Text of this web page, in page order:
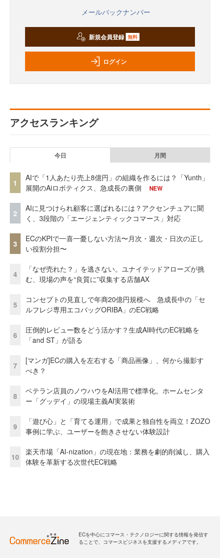
メールバックナンバー
新規会員登録 無料
ログイン
アクセスランキング
今日 月間
1
AIで「1人あたり売上8億円」の組織を作るには？「Yunth」
展開のAiロボティクス、急成長の裏側
NEW
2
AIに見つけられ顧客に選ばれるには？アクセンチュアに聞
く、3段階の「エージェンティックコマース」対応
3
ECのKPIで一喜一憂しない方法〜月次・週次・日次の正し
い役割分担〜
4
「なぜ売れた？」を逃さない。ユナイテッドアローズが挑
む、現場の声を“良質に”収集する店舗AX
5
コンセプトの見直しで年商20億円規模へ 急成長中の「セ
ルフレジ専用エコバッグORIBA」のEC戦略
6
圧倒的レビュー数をどう活かす？生成AI時代のEC戦略を
「and ST」が語る
7
[マンガ]ECの購入を左右する「商品画像」、何から撮影す
べき？
8
ベテラン店員のノウハウをAI活用で標準化。ホームセンタ
ー「グッデイ」の現場主義AI実装術
9
「遊び心」と「育てる運用」で成果と独自性を両立！ZOZO
事例に学ぶ、ユーザーを飽きさせない体験設計
10
楽天市場「AI-nization」の現在地：業務を劇的削減し、購入
体験を革新する次世代EC戦略
ECを中心にコマース・テクノロジーに関する情報を発信す
ることで、コマースビジネスを支援するメディアです。